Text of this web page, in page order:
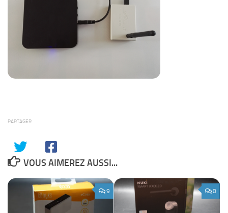
PARTAGER
VOUS AIMEREZ AUSSI...
9 0